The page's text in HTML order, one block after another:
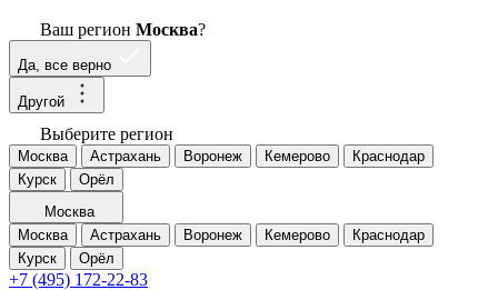
Ваш регион Москва?
Да, все верно
Другой
Выберите регион
Москва Астрахань Воронеж Кемерово
Краснодар
Курск
Орёл
Москва
Москва
Астрахань Воронеж Кемерово
Краснодар
Курск
Орёл
+7 (495) 172-22-83